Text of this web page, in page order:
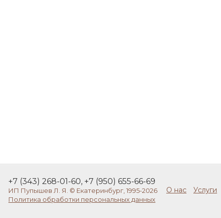
+7 (343) 268-01-60, +7 (950) 655-66-69
О нас Услуги
ИП Пупышев Л. Я. © Екатеринбург, 1995-2026
Политика обработки персональных данных